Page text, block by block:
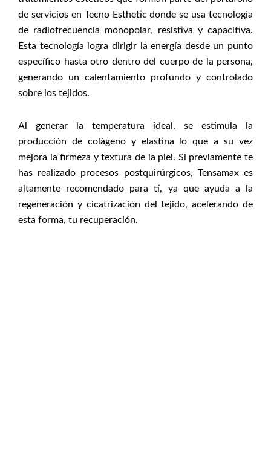
de servicios en Tecno Esthetic donde se usa tecnología
de radiofrecuencia monopolar, resistiva y capacitiva.
Esta tecnología logra dirigir la energía desde un punto
específico hasta otro dentro del cuerpo de la persona,
generando un calentamiento profundo y controlado
sobre los tejidos.
Al generar la temperatura ideal, se estimula la
producción de colágeno y elastina lo que a su vez
mejora la firmeza y textura de la piel. Si previamente te
has realizado procesos postquirúrgicos, Tensamax es
altamente recomendado para tí, ya que ayuda a la
regeneración y cicatrización del tejido, acelerando de
esta forma, tu recuperación.